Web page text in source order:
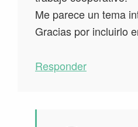
Me parece un tema
Gracias por incluirlo
Responder